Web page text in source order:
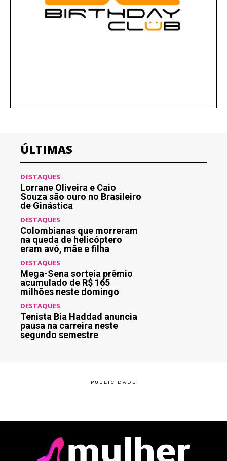
ÚLTIMAS
DESTAQUES
Lorrane Oliveira e Caio
Souza são ouro no Brasileiro
de Ginástica
DESTAQUES
Colombianas que morreram
na queda de helicóptero
eram avó, mãe e filha
DESTAQUES
Mega-Sena sorteia prêmio
acumulado de R$ 165
milhões neste domingo
DESTAQUES
Tenista Bia Haddad anuncia
pausa na carreira neste
segundo semestre